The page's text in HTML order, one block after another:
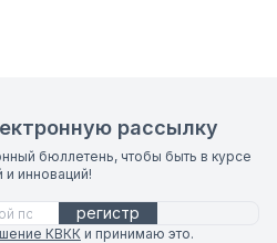
рассылку
бюллетень, чтобы быть в курсе
и инноваций!
регистр
КВКК и принимаю это.